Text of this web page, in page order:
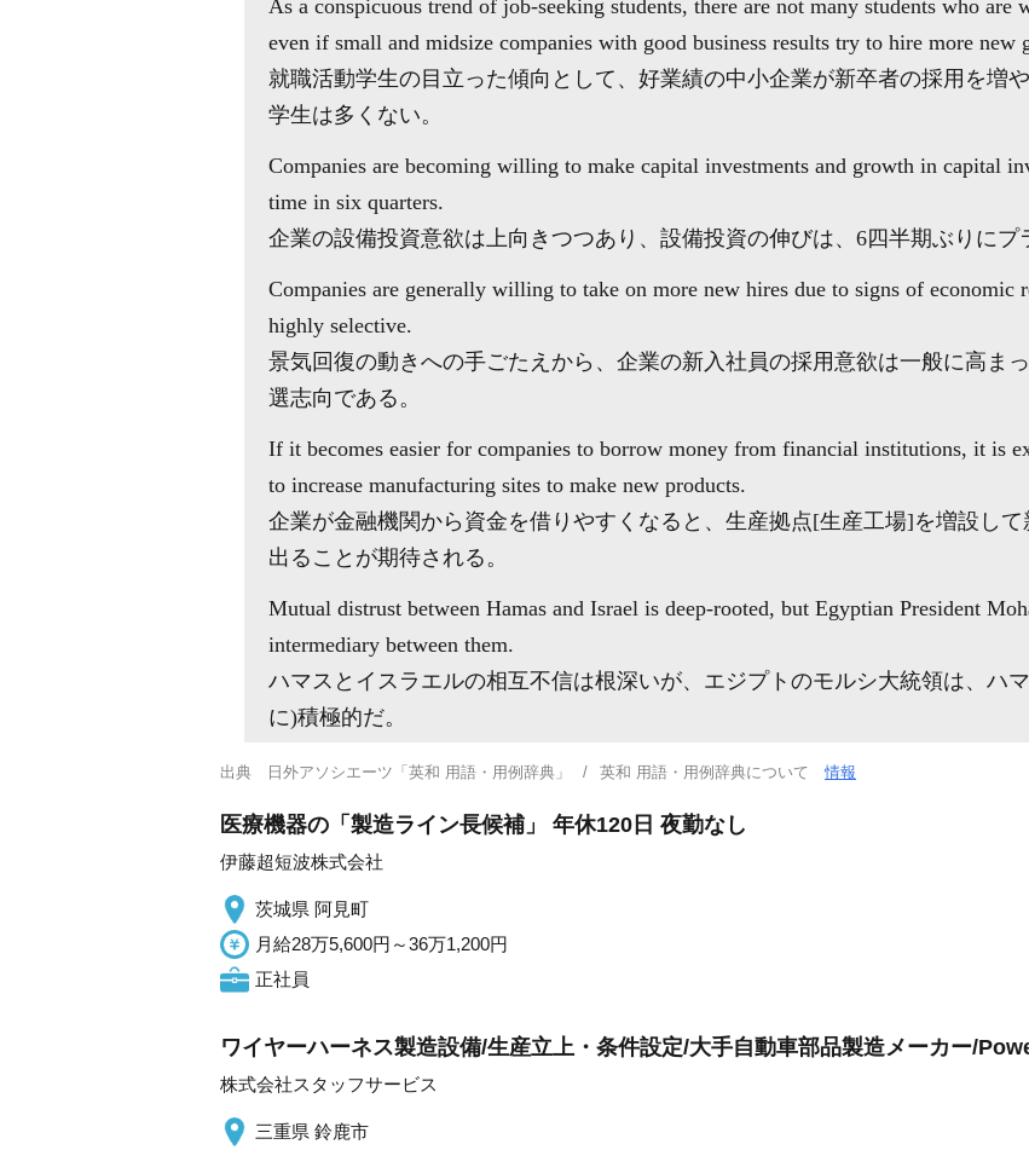
As a conspicuous trend of job-seeking students, there are not many students who
even if small and midsize companies with good business results try to hire more new
就職活動学生の目立った傾向として、好業績の中小企業が新卒者の採用を増
学生は多くない。
Companies are becoming willing to make capital investments and growth in capital
time in six quarters.
企業の設備投資意欲は上向きつつあり、設備投資の伸びは、6四半期ぶりにプ
Companies are generally willing to take on more new hires due to signs of economic
highly selective.
景気回復の動きへの手ごたえから、企業の新入社員の採用意欲は一般に高ま
選志向である。
If it becomes easier for companies to borrow money from financial institutions, it is
to increase manufacturing sites to make new products.
企業が金融機関から資金を借りやすくなると、生産拠点[生産工場]を増設し
出ることが期待される。
Mutual distrust between Hamas and Israel is deep-rooted, but Egyptian President
intermediary between them.
ハマスとイスラエルの相互不信は根深いが、エジプトのモルシ大統領は、ハ
に)積極的だ。
出典 日外アソシエーツ「英和 用語・用例辞典」 英和 用語・用例辞典について情報
医療機器の「製造ライン長候補」 年休120日 夜勤なし
伊藤超短波株式会社
茨城県 阿見町
月給28万5,600円～36万1,200円
正社員
ワイヤーハーネス製造設備/生産立上・条件設定/大手自動車部品製造メーカー/
株式会社スタッフサービス
三重県 鈴鹿市